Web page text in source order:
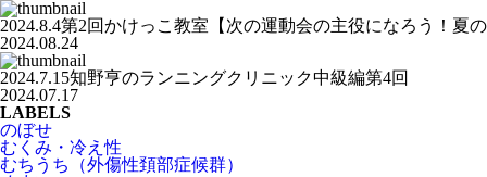
2024.8.4第2回かけっこ教室【次の運動会の主役になろう！夏
2024.08.24
2024.7.15知野亨のランニングクリニック中級編第4回
2024.07.17
LABELS
のぼせ
むくみ・冷え性
むちうち（外傷性頚部症候群）